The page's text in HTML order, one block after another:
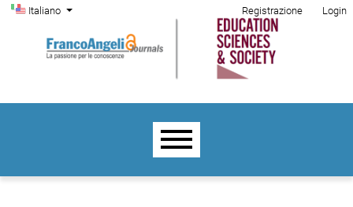
Salta al menu principale di navigazione
Salta al contenuto principale
Salta al piè di pagina del sito
Cambia la lingua. La lingua corrente è:
Italiano
Menu di amministrazione
Registrazione Login
Menu principale